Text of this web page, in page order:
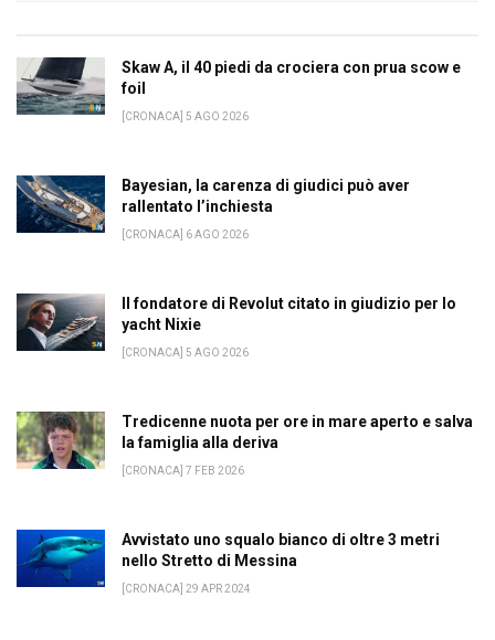
Skaw A, il 40 piedi da crociera con prua scow e
foil
[CRONACA] 5 AGO 2026
Bayesian, la carenza di giudici può aver
rallentato l’inchiesta
[CRONACA] 6 AGO 2026
Il fondatore di Revolut citato in giudizio per lo
yacht Nixie
[CRONACA] 5 AGO 2026
Tredicenne nuota per ore in mare aperto e salva
la famiglia alla deriva
[CRONACA] 7 FEB 2026
Avvistato uno squalo bianco di oltre 3 metri
nello Stretto di Messina
[CRONACA] 29 APR 2024